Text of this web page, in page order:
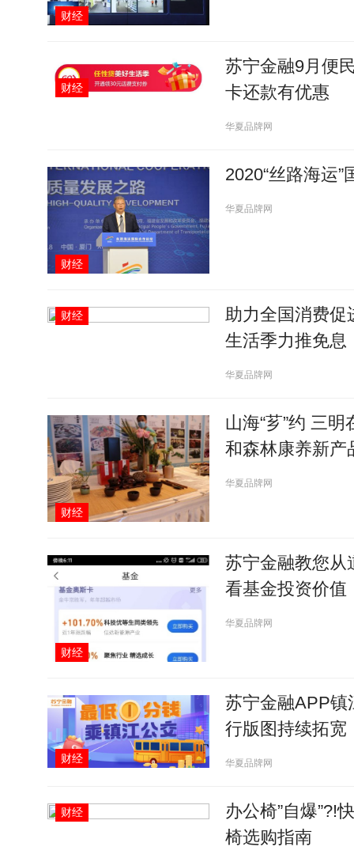
财经
财经
苏宁金融9月便
卡还款有优惠
华夏品牌网
财经
2020“丝路海运
华夏品牌网
财经
助力全国消费
生活季力推免息
华夏品牌网
财经
山海“芗”约 三
和森林康养新产
华夏品牌网
财经
苏宁金融教您从
看基金投资价值
华夏品牌网
财经
苏宁金融APP镇
行版图持续拓宽
华夏品牌网
财经
办公椅”自爆”?!
椅选购指南